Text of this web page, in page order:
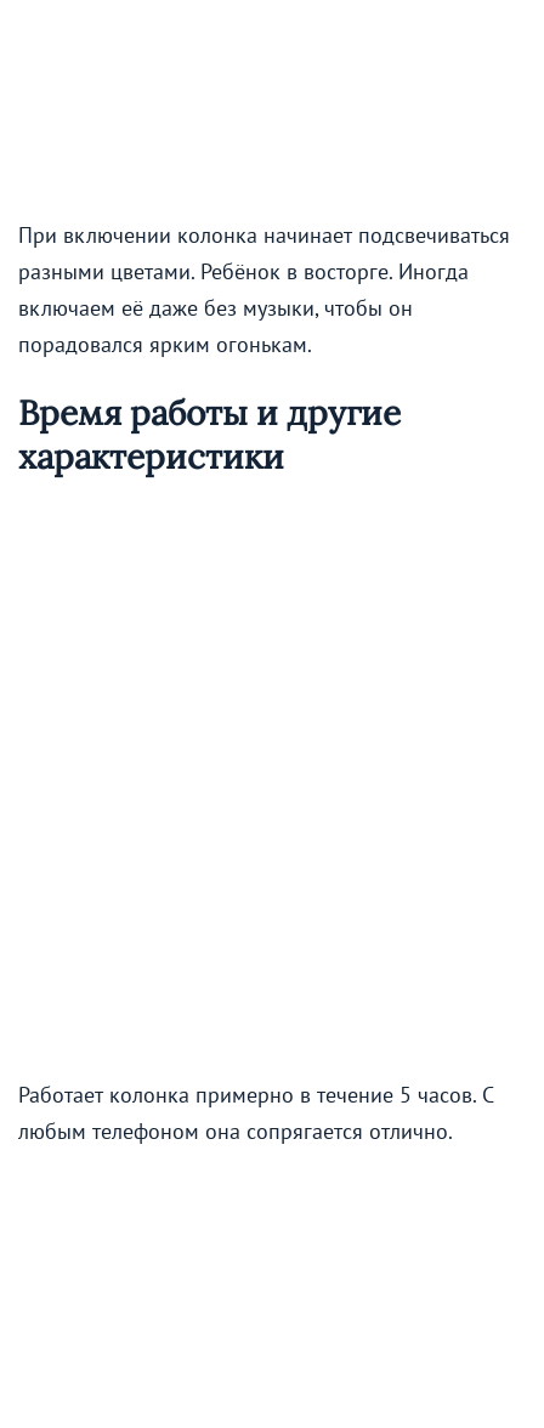
При включении колонка начинает подсвечиваться
разными цветами. Ребёнок в восторге. Иногда
включаем её даже без музыки, чтобы он
порадовался ярким огонькам.
Время работы и другие
характеристики
Работает колонка примерно в течение 5 часов. С
любым телефоном она сопрягается отлично.